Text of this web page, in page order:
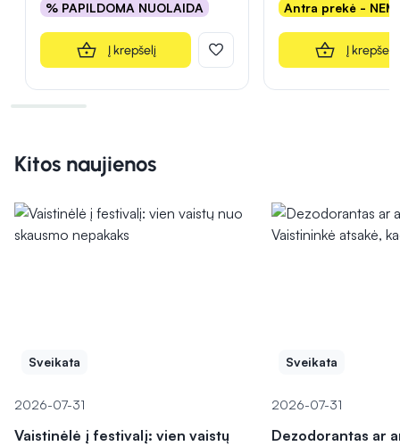
% PAPILDOMA NUOLAIDA
Į krepšelį
Antra prekė -
Į krepšelį
Kitos naujienos
Sveikata
2026-07-31
Vaistinėlė į festivalį: vien vaistų
Sveikata
2026-07-31
Dezodorantas ar